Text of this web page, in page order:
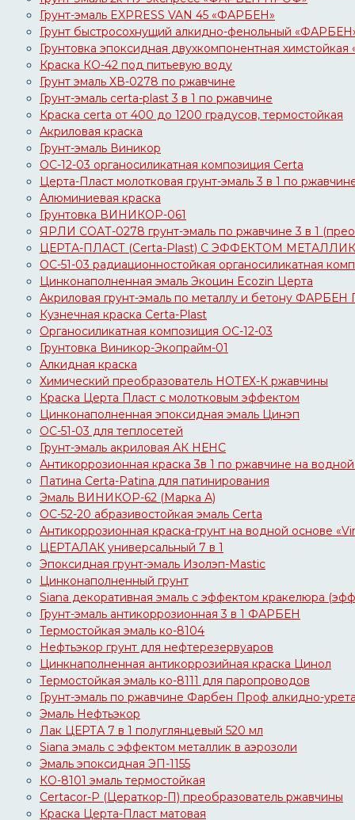
Грунт-эмаль EXPRESS VAN 45 «ФАРБЕН»
Грунт быстросохнущий алкидно-фенольный
Грунтовка эпоксидная двухкомпонентная
Краска КО-42 под питьевую воду
Грунт эмаль ХВ-0278 по ржавчине
Грунт-эмаль certa-plast 3 в 1 по ржавчине
Краска certa от 400 до 1200 градусов, термостойкая
Акриловая краска
Грунт-эмаль Виникор
ОС-12-03 органосиликатная композиция Certa
Церта-Пласт молотковая грунт-эмаль 3 в 1 по
Алюминиевая краска
Грунтовка ВИНИКОР-061
ЯРЛИ СОАТ-0278 грунт-эмаль по ржавчине 3 в 1
ЦЕРТА-ПЛАСТ (Certa-Plast) С ЭФФЕКТОМ МЕТАЛЛИК
ОС-51-03 радиационностойкая органосиликатная
Цинконаполненная эмаль Экоцин Ecozin Церта
Акриловая грунт-эмаль по металлу и бетону ФАРБЕН
Кузнечная краска Certa-Plast
Органосиликатная композиция ОС-12-03
Грунтовка Виникор-Экопрайм-01
Алкидная краска
Химический преобразователь НОТЕХ-К ржавчины
Краска Церта Пласт с молотковым эффектом
Цинконаполненная эпоксидная эмаль Цинэп
ОС-51-03 для теплосетей
Грунт-эмаль акриловая АК НЕНС
Антикоррозионная краска 3в 1 по ржавчине на
Патина Certa-Patina для патинирования
Эмаль ВИНИКОР-62 (Марка А)
ОС-52-20 абразивостойкая эмаль Certa
Антикоррозионная краска-грунт на водной основе
ЦЕРТАЛАК универсальный 7 в 1
Эпоксидная грунт-эмаль Изолэп-Mastic
Цинконаполненный грунт
Siana декоративная эмаль с эффектом кракелюра
Грунт-эмаль антикоррозионная 3 в 1 ФАРБЕН
Термостойкая эмаль ко-8104
Нефтьэкор грунт для нефтерезервуаров
Цинкнаполненная антикоррозийная краска Цинол
Термостойкая эмаль ко-8111 для паропроводов
Грунт-эмаль по ржавчине Фарбен Проф алкидно-
Эмаль Нефтьэкор
Лак ЦЕРТА 7 в 1 полуглянцевый 520 мл
Siana эмаль с эффектом металлик в аэрозоли
Эмаль эпоксидная ЭП-1155
КО-8101 эмаль термостойкая
Certacor-P (Цераткор-П) преобразователь ржавчины
Краска Церта-Пласт матовая